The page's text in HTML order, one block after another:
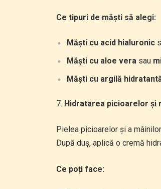
Ce tipuri de măști să alegi:
Măști cu acid hialuronic
Măști cu aloe vera sau
Măști cu argilă
Hidratarea picioarelor și
Pielea picioarelor și a
După duș, aplică o cremă
Ce poți face: